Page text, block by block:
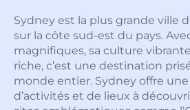
Sydney est la plus grande ville
sur la côte sud-est du pays.
magnifiques, sa culture
riche, c’est une destination
monde entier. Sydney offre
d’activités et de lieux à